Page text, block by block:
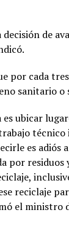
de
por cada
sanitario o
es ubicar
es adiós
por
reciclaje
el ministro